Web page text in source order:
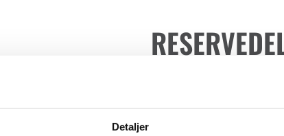
Detaljer
RABAT
HAVE NYE